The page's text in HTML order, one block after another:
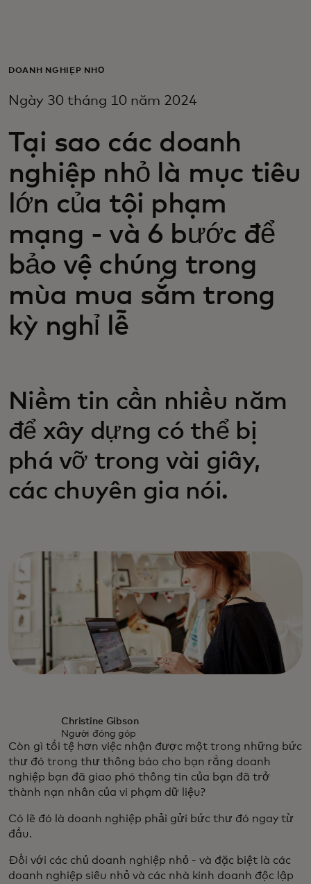
Dành cho doanh nghiệp
Dành cho nhà đổi mới
Tin tức và xu hướng
DOANH NGHIỆP NHỎ
Ngày 30 tháng 10 năm 2024
Tại sao các doanh
nghiệp nhỏ là mục tiêu
lớn của tội phạm
mạng - và 6 bước để
bảo vệ chúng trong
mùa mua sắm trong
kỳ nghỉ lễ
Niềm tin cần nhiều năm
để xây dựng có thể bị
phá vỡ trong vài giây,
các chuyên gia nói.
Christine Gibson
Người đóng góp
Còn gì tồi tệ hơn việc nhận được một trong những bức
thư đó trong thư thông báo cho bạn rằng doanh
nghiệp bạn đã giao phó thông tin của bạn đã trở
thành nạn nhân của vi phạm dữ liệu?
Có lẽ đó là doanh nghiệp phải gửi bức thư đó ngay từ
đầu.
Đối với các chủ doanh nghiệp nhỏ - và đặc biệt là các
doanh nghiệp siêu nhỏ và các nhà kinh doanh độc lập